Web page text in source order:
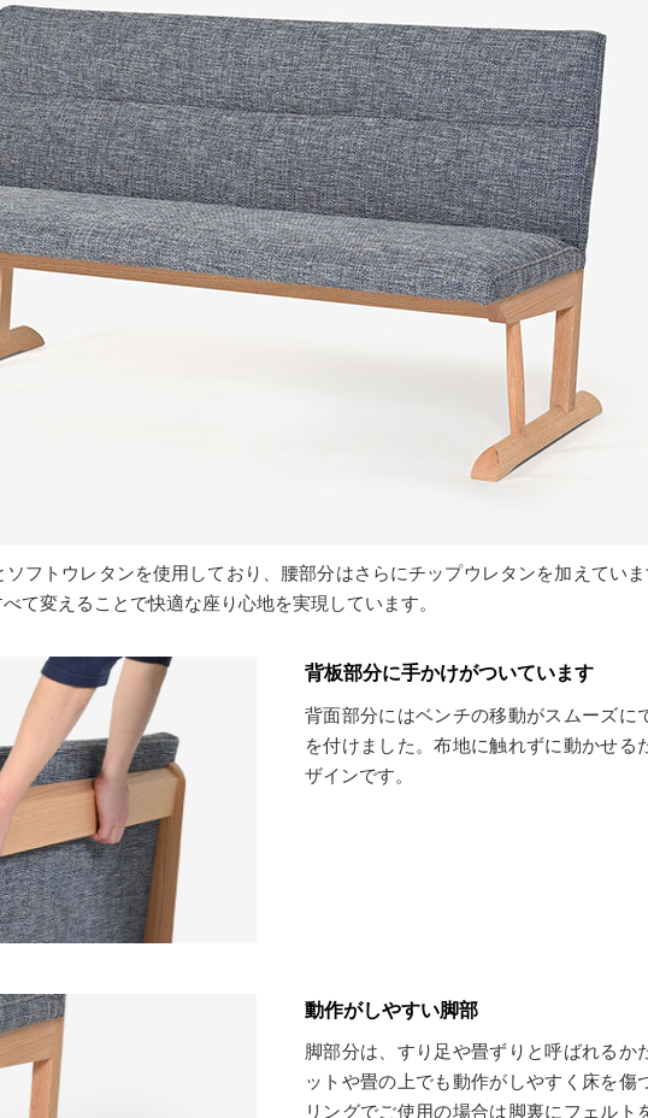
フトウレタンを使用しており、腰部分はさらにチップウレタンを加えてい
て変えることで快適な座り心地を実現しています。
背板部分に手かけがついています
背面部分にはベンチの移動がスムーズに
を付けました。布地に触れずに動かせる
ザインです。
動作がしやすい脚部
脚部分は、すり足や畳ずりと呼ばれるか
ットや畳の上でも動作がしやすく床を傷
リングでご使用の場合は脚裏にフェルト